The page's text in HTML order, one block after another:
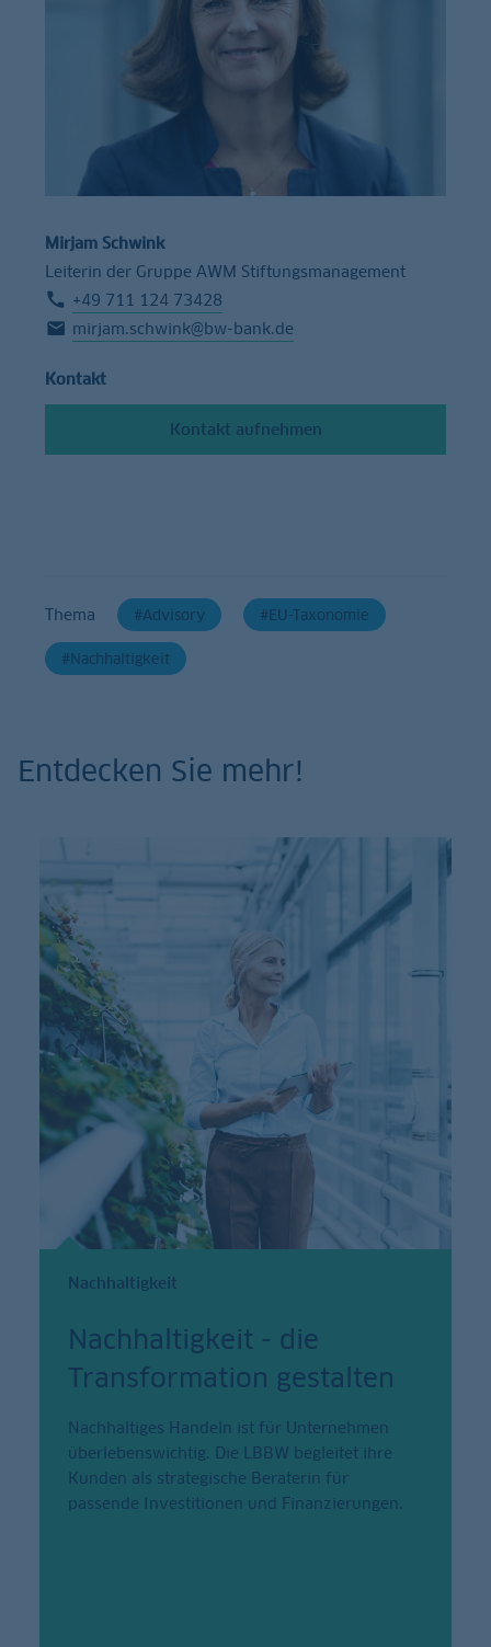
Mirjam Schwink
Leiterin der Gruppe AWM Stiftungsmanagement
+49 711 124 73428
mirjam.schwink@bw-bank.de
Kontakt
Kontakt aufnehmen
Thema Advisory EU-Taxonomie
Nachhaltigkeit
Entdecken Sie mehr!
Nachhaltigkeit
Nachhaltigkeit - die
Transformation gestalten
Nachhaltiges Handeln ist für Unternehmen
überlebenswichtig. Die LBBW begleitet ihre
Kunden als strategische Beraterin für
passende Investitionen und Finanzierungen.